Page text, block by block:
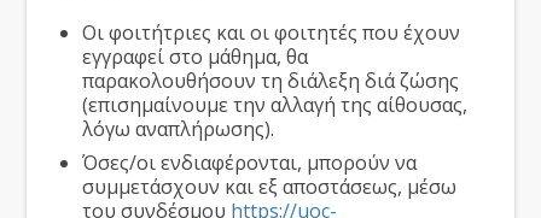
Οι φοιτήτριες και οι φοιτητές που έχουν
εγγραφεί στο μάθημα, θα
παρακολουθήσουν τη διάλεξη διά ζώσης
(επισημαίνουμε την αλλαγή της αίθουσας,
λόγω αναπλήρωσης).
Όσες/οι ενδιαφέρονται, μπορούν να
συμμετάσχουν και εξ αποστάσεως, μέσω
του συνδέσμου https://uoc-